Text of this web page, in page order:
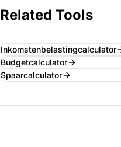
Related Tools
Inkomstenbelastingcalculator
Budgetcalculator
Spaarcalculator